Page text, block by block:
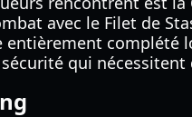
avec le Filet de
entièrement
qui